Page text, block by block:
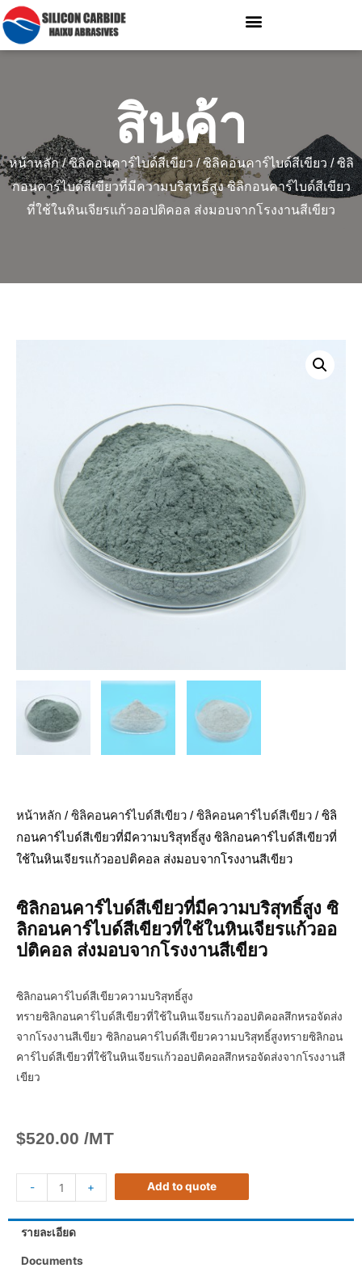
สินค้า
หน้าหลัก/ซิลิคอนคาร์ไบด์สีเขียว/ซิลิคอนคาร์ไบด์สีเขียว/ ซิลิ
กอนคาร์ไบด์สีเขียวที่มีความบริสุทธิ์สูง ซิลิกอนคาร์ไบด์สีเขียว
ที่ใช้ในหินเจียรแก้วออปติคอล ส่งมอบจากโรงงานสีเขียว
หน้าหลัก / ซิลิคอนคาร์ไบด์สีเขียว / ซิลิคอนคาร์ไบด์สีเขียว / ซิลิ
กอนคาร์ไบด์สีเขียวที่มีความบริสุทธิ์สูง ซิลิกอนคาร์ไบด์สีเขียวที่
ใช้ในหินเจียรแก้วออปติคอล ส่งมอบจากโรงงานสีเขียว
ซิลิกอนคาร์ไบด์สีเขียวที่มีความบริสุทธิ์สูง ซิ
ลิกอนคาร์ไบด์สีเขียวที่ใช้ในหินเจียรแก้วออ
ปติคอล ส่งมอบจากโรงงานสีเขียว
ซิลิกอนคาร์ไบด์สีเขียวความบริสุทธิ์สูง
ทรายซิลิกอนคาร์ไบด์สีเขียวที่ใช้ในหินเจียรแก้วออปติคอลสึกหรอจัดส่ง
จากโรงงานสีเขียว ซิลิกอนคาร์ไบด์สีเขียวความบริสุทธิ์สูงทรายซิลิกอน
คาร์ไบด์สีเขียวที่ใช้ในหินเจียรแก้วออปติคอลสึกหรอจัดส่งจากโรงงานสี
เขียว
$520.00 /MT
- + Add to quote
รายละเอียด
Documents